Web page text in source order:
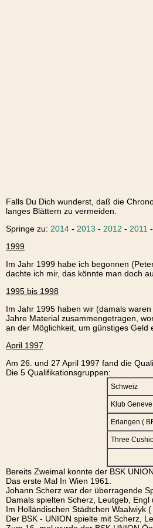
Falls Du Dich wunderst, daß die
langes Blättern zu vermeiden.
Springe zu: 2014 - 2013 - 2012 - 2011 -
1999
Im Jahr 1999 habe ich begonnen
dachte ich mir, das könnte man doch
1995 bis 1998
Im Jahr 1995 haben wir (damals
Jahre Material zusammengetragen,
an der Möglichkeit, um günstiges Geld
April 1997
Am 26. und 27 April 1997 fand die
Die 5 Qualifikationsgruppen:
Schweiz
Klub
Erlangen (
Three
Bereits Zweimal konnte der BSK
Das erste Mal In Wien 1961.
Johann Scherz war der überragende
Damals spielten Scherz, Leutgeb, Engl
Im Holländischen Städtchen Waalwiyk
Der BSK - UNION spielte mit Scherz,